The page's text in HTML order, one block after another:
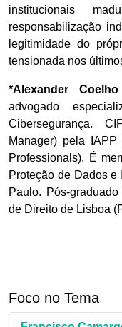
institucionais
responsabilização
legitimidade do
tensionada nos
*Alexander
advogado
Cibersegurança.
Manager) pela
Professionals). É
Proteção de Dados
Paulo. Pós-
de Direito de Lisboa
Foco no Tema